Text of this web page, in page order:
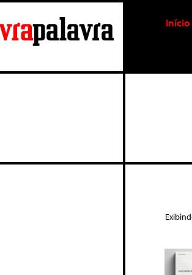
Início